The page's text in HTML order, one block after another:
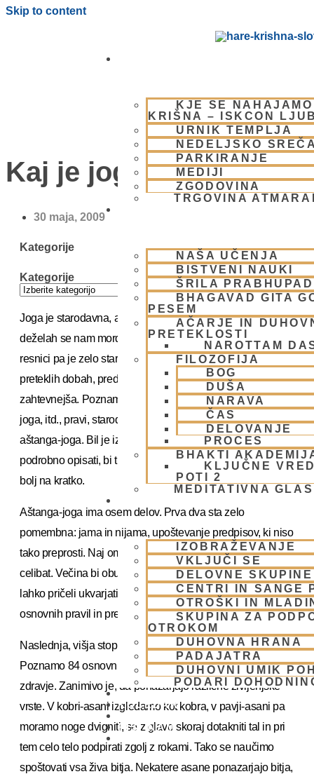
Skip to content
KJE SE
KRIŠNA – ISKCON
URNIK TEMPLJA
NEDELJSKO
PARKIRANJE
MEDIJI
ZGODOVINA
TRGOVINA
NAŠA UČENJA
BISTVENI NAUKI
ŠRILA
BHAGAVAD GITA
PESEM
AČARJE IN
PRETEKLOSTI
NAROTTAM
FILOZOFIJA
BOG
DUŠA
NARAVA
ČAS
DELOVANJE
PROCES
BHAKTI
KLJUČNE
POTI 2
MEDITATIVNA
IZOBRAŽEVANJE
VKLJUČI SE
DELOVNE SKUPINE
CENTRI IN SANGE
OTROŠKI IN
SKUPINA ZA
OTROKOM
DUHOVNA HRANA
PADAJATRA
DUHOVNI UMIK
PODARI
DONIRAJ
KOLEDAR
VAŠA VPRAŠANJA
PIŠI NAM
Kaj je joga?
30 maja, 2009
Kategorije
Kategorije
Joga je starodavna, avtorizirana tradicija. V zahodnih
deželah se nam morda zdi nova in celo nenavadna,v
resnici pa je zelo stara metoda samospoznavanja. V
preteklih dobah, pred mnogimi mnogimi leti je bila veliko
zahtevnejša. Poznamo več vrst joge: radža- krija-, hatha-
joga, itd., pravi, starodavni proces joge pa se imenuje
aštanga-joga. Bil je izredno težak. Če bi ga hoteli
podrobno opisati, bi trajalo tri dni, lahko pa ga pojasnim
bolj na kratko.
Aštanga-joga ima osem delov. Prva dva sta zelo
pomembna: jama in nijama, upoštevanje predpisov, ki niso
tako preprosti. Naj omenim le enega: brahmačari ali strogi
celibat. Večina bi obupala že na tej točki. Da bi se sploh
lahko pričeli ukvarjati z jogo, se moramo držati desetih
osnovnih pravil in predpisov.
Naslednja, višja stopnja so asane, položaji sedenja.
Poznamo 84 osnovnih, štiri za meditacijo, 80 pa za telesno
zdravje. Zanimivo je, da ponazarjajo različne življenjske
vrste. V kobri-asani izgledamo kot kobra, v pavji-asani pa
moramo noge dvigniti, se z glavo skoraj dotakniti tal in pri
tem celo telo podpirati zgolj z rokami. Tako se naučimo
spoštovati vsa živa bitja. Nekatere asane ponazarjajo bitja,